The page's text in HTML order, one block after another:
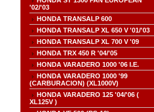
'02/'03
HONDA TRANSALP 600
HONDA TRANSALP XL 650 V '01/'03
HONDA TRANSALP XL 700 V '09
HONDA TRX 450 R '04/'05
HONDA VARADERO 1000 '06 I.E.
HONDA VARADERO 1000 '99
(CARBURACION) (XL1000V)
HONDA VARADERO 125 '04/'06 (
XL125V )